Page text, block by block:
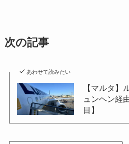
次の記事
あわせて読みたい
【マルタ】
ュンヘン経
目】